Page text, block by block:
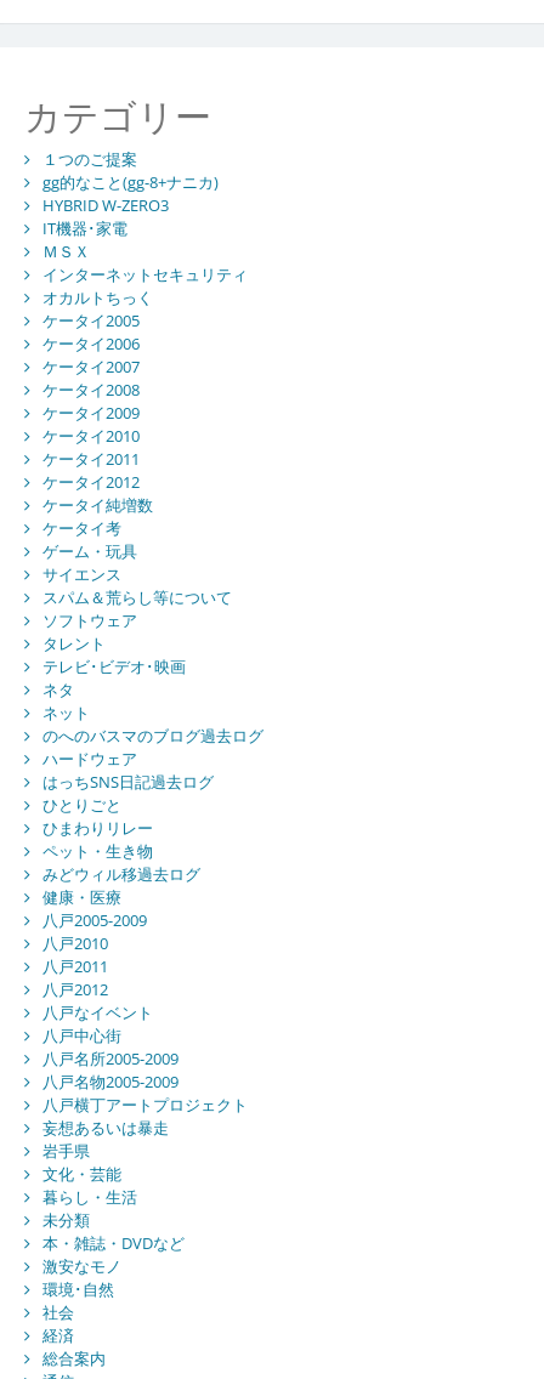
カテゴリー
１つのご提案
gg的なこと(gg-8+ナニカ)
HYBRID W-ZERO3
IT機器･家電
ＭＳＸ
インターネットセキュリティ
オカルトちっく
ケータイ2005
ケータイ2006
ケータイ2007
ケータイ2008
ケータイ2009
ケータイ2010
ケータイ2011
ケータイ2012
ケータイ純増数
ケータイ考
ゲーム・玩具
サイエンス
スパム＆荒らし等について
ソフトウェア
タレント
テレビ･ビデオ･映画
ネタ
ネット
のへのバスマのブログ過去ログ
ハードウェア
はっちSNS日記過去ログ
ひとりごと
ひまわりリレー
ペット・生き物
みどウィル移過去ログ
健康・医療
八戸2005-2009
八戸2010
八戸2011
八戸2012
八戸なイベント
八戸中心街
八戸名所2005-2009
八戸名物2005-2009
八戸横丁アートプロジェクト
妄想あるいは暴走
岩手県
文化・芸能
暮らし・生活
未分類
本・雑誌・DVDなど
激安なモノ
環境･自然
社会
経済
総合案内